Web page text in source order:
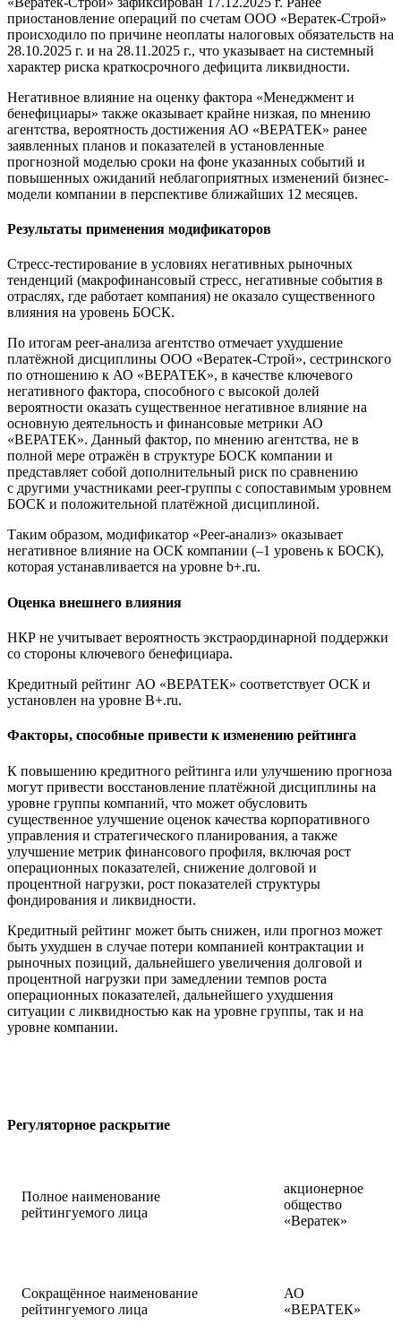
приостановление операций по счетам ООО «Вератек-Строй»
происходило по причине неоплаты налоговых обязательств на
28.10.2025 г. и на 28.11.2025 г., что указывает на системный
характер риска краткосрочного дефицита ликвидности.
Негативное влияние на оценку фактора «Менеджмент и
бенефициары» также оказывает крайне низкая, по мнению
агентства, вероятность достижения АО «ВЕРАТЕК» ранее
заявленных планов и показателей в установленные
прогнозной моделью сроки на фоне указанных событий и
повышенных ожиданий неблагоприятных изменений бизнес-
модели компании в перспективе ближайших 12 месяцев.
Результаты применения модификаторов
Стресс-тестирование в условиях негативных рыночных
тенденций (макрофинансовый стресс, негативные события в
отраслях, где работает компания) не оказало существенного
влияния на уровень БОСК.
По итогам peer-анализа агентство отмечает ухудшение
платёжной дисциплины ООО «Вератек-Строй», сестринского
по отношению к АО «ВЕРАТЕК», в качестве ключевого
негативного фактора, способного с высокой долей
вероятности оказать существенное негативное влияние на
основную деятельность и финансовые метрики АО
«ВЕРАТЕК». Данный фактор, по мнению агентства, не в
полной мере отражён в структуре БОСК компании и
представляет собой дополнительный риск по сравнению
с другими участниками peer-группы с сопоставимым уровнем
БОСК и положительной платёжной дисциплиной.
Таким образом, модификатор «Peer-анализ» оказывает
негативное влияние на ОСК компании (–1 уровень к БОСК),
которая устанавливается на уровне b+.ru.
Оценка внешнего влияния
НКР не учитывает вероятность экстраординарной поддержки
со стороны ключевого бенефициара.
Кредитный рейтинг АО «ВЕРАТЕК» соответствует ОСК и
установлен на уровне B+.ru.
Факторы, способные привести к изменению рейтинга
К повышению кредитного рейтинга или улучшению прогноза
могут привести восстановление платёжной дисциплины на
уровне группы компаний, что может обусловить
существенное улучшение оценок качества корпоративного
управления и стратегического планирования, а также
улучшение метрик финансового профиля, включая рост
операционных показателей, снижение долговой и
процентной нагрузки, рост показателей структуры
фондирования и ликвидности.
Кредитный рейтинг может быть снижен, или прогноз может
быть ухудшен в случае потери компанией контрактации и
рыночных позиций, дальнейшего увеличения долговой и
процентной нагрузки при замедлении темпов роста
операционных показателей, дальнейшего ухудшения
ситуации с ликвидностью как на уровне группы, так и на
уровне компании.
Регуляторное раскрытие
Полное наименование
рейтингуемого лица
акционерное
общество
«Вератек»
Сокращённое наименование
рейтингуемого лица
АО
«ВЕРАТЕК»